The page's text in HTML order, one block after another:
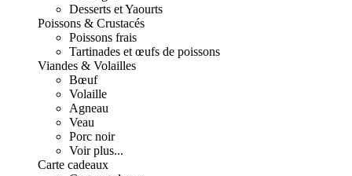
Desserts et Yaourts
Poissons & Crustacés
Poissons frais
Tartinades et œufs de poissons
Viandes & Volailles
Bœuf
Volaille
Agneau
Veau
Porc noir
Voir plus...
Carte cadeaux